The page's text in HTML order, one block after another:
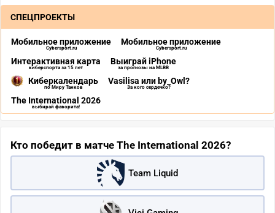
СПЕЦПРОЕКТЫ
Мобильное приложение
Cybersport.ru
Мобильное приложение
Cybersport.ru
Интерактивная карта
киберспорта за 15 лет
Выиграй iPhone
за прогнозы на MLBB
Киберкалендарь
по Миру Танков
Vasilisa или by_Owl?
За кого сердечко?
The International 2026
выбирай фаворита!
Кто победит в матче The International 2026?
Team Liquid